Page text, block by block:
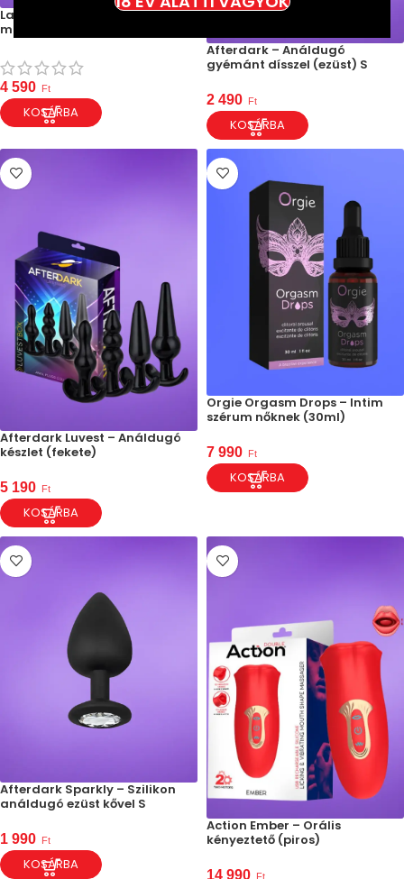
Latetobed Shoty – Tölthető
mini vibrátor (fekete)
4 590 Ft
KOSÁRBA
Afterdark – Análdugó
gyémánt dísszel (ezüst) S
2 490 Ft
KOSÁRBA
Afterdark Luvest – Análdugó
készlet (fekete)
5 190 Ft
KOSÁRBA
Orgie Orgasm Drops – Intim
szérum nőknek (30ml)
7 990 Ft
KOSÁRBA
Afterdark Sparkly – Szilikon
análdugó ezüst kővel S
1 990 Ft
KOSÁRBA
Action Ember – Orális
kényeztető (piros)
14 990 Ft